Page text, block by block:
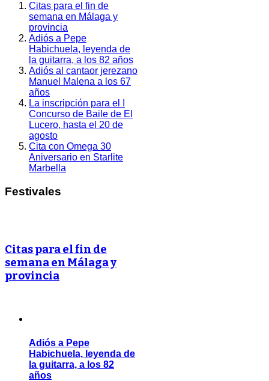
Citas para el fin de
semana en Málaga y
provincia
Adiós a Pepe
Habichuela, leyenda de
la guitarra, a los 82 años
Adiós al cantaor jerezano
Manuel Malena a los 67
años
La inscripción para el I
Concurso de Baile de El
Lucero, hasta el 20 de
agosto
Cita con Omega 30
Aniversario en Starlite
Marbella
Festivales
Citas para el fin de
semana en Málaga y
provincia
Adiós a Pepe
Habichuela, leyenda de
la guitarra, a los 82
años